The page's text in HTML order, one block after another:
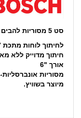
סט 5 מסוריות להבים לחיתוך מתכת - מסור חרב
לחיתוך לוחות מתכת 0.7 עד 3 מ"מ.
חיתוך מדוייק ללא
אורך "6
מסוריות
מיוצר בשוויץ.